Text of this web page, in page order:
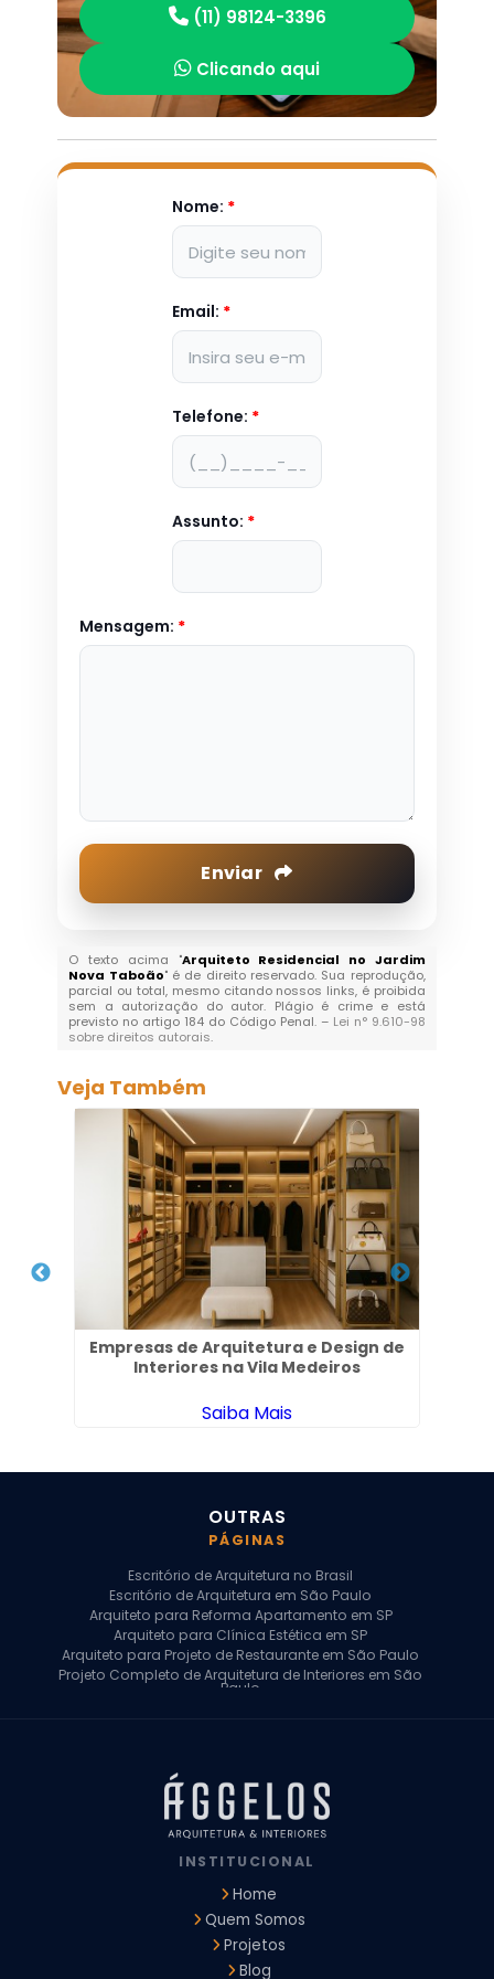
(11) 98124-3396
Clicando aqui
Nome: *
Email: *
Telefone: *
Assunto: *
Mensagem: *
Enviar
O texto acima "Arquiteto Residencial no Jardim
Nova Taboão" é de direito reservado. Sua reprodução,
parcial ou total, mesmo citando nossos links, é proibida
sem a autorização do autor. Plágio é crime e está
previsto no artigo 184 do Código Penal. – Lei n° 9.610-98
sobre direitos autorais.
Veja Também
Empresas de Arquitetura e Design de
Interiores na Vila Medeiros
Saiba Mais
OUTRAS
PÁGINAS
Escritório de Arquitetura no Brasil
Escritório de Arquitetura em São Paulo
Arquiteto para Reforma Apartamento em SP
Arquiteto para Clínica Estética em SP
Arquiteto para Projeto de Restaurante em São Paulo
Projeto Completo de Arquitetura de Interiores em São
Paulo
Arquiteto para Projeto Comercial em São Paulo
Arquiteto Comercial
Arquiteto para Reforma de Apartamento
Arquiteto para Reforma Residencial
Arquitetura para Reforma de Casas
Design de Interiores Apartamentos
Design de Interiores Residencial
Empresa de Arquitetura e Design
Empresas de Arquitetura e Design de Interiores
INSTITUCIONAL
Home
Quem Somos
Projetos
Blog